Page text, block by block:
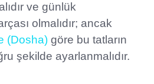
ve günlük
olmalıdır; ancak
(Dosha) göre bu tatların
şekilde ayarlanmalıdır.